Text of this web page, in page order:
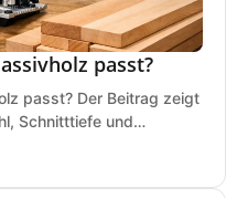
passt?
passt? Der Beitrag zeigt
Schnitttiefe und